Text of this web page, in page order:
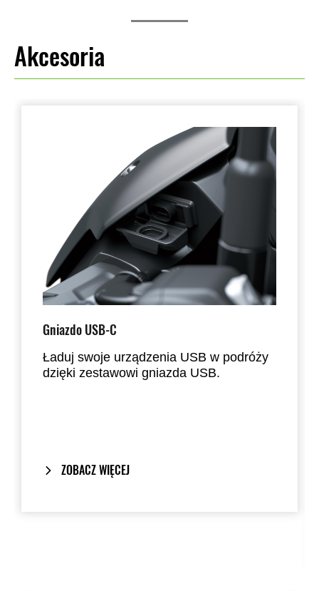
Akcesoria
Gniazdo USB-C
Ładuj swoje urządzenia USB w podróży
dzięki zestawowi gniazda USB.
ZOBACZ WIĘCEJ